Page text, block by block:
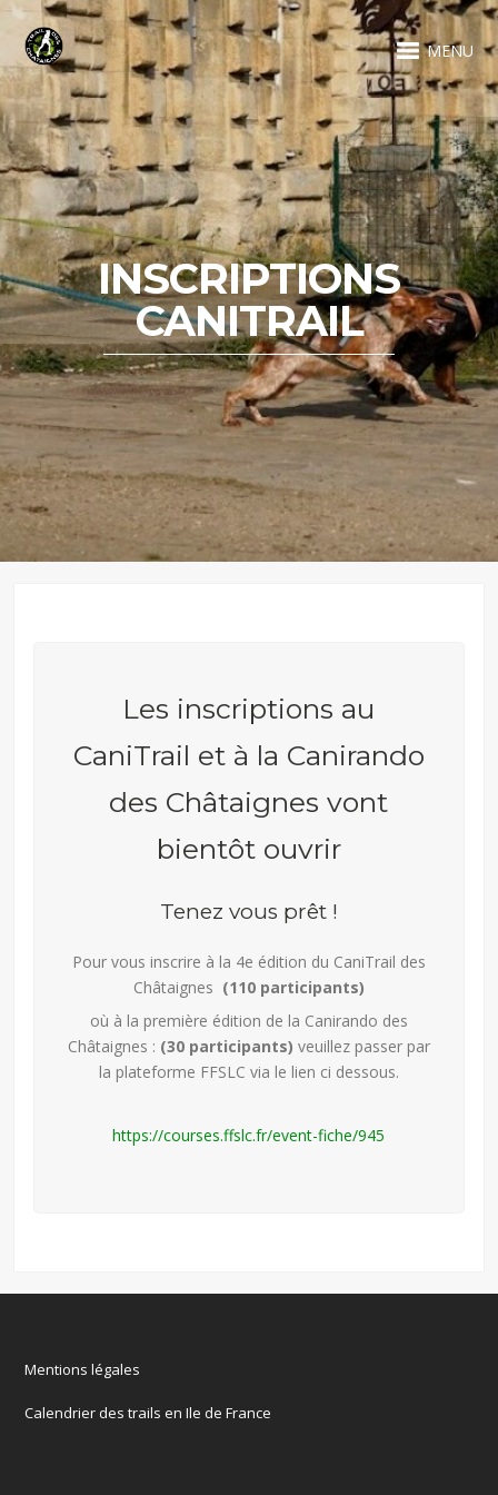
MENU
INSCRIPTIONS
CANITRAIL
Les inscriptions au
CaniTrail et à la Canirando
des Châtaignes vont
bientôt ouvrir
Tenez vous prêt !
Pour vous inscrire à la 4e édition du CaniTrail des
Châtaignes (110 participants)
où à la première édition de la Canirando des
Châtaignes : (30 participants) veuillez passer par
la plateforme FFSLC via le lien ci dessous.
https://courses.ffslc.fr/event-fiche/945
Mentions légales
Calendrier des trails en Ile de France